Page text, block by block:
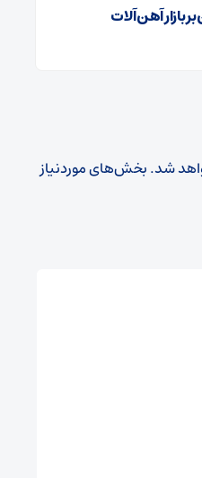
بازار آهن آلات
شد.بخش‌های موردنیاز